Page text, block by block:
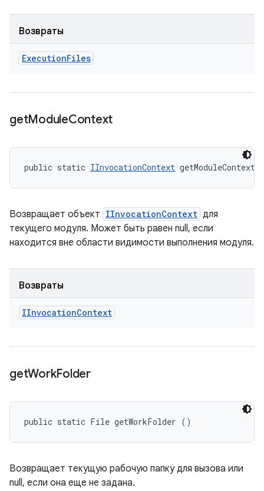
Возвраты
ExecutionFiles
getModuleContext
public static IInvocationContext getModuleContext
Возвращает объект IInvocationContext для
текущего модуля. Может быть равен null, если
находится вне области видимости выполнения модуля.
Возвраты
IInvocationContext
getWorkFolder
public static File getWorkFolder ()
Возвращает текущую рабочую папку для вызова или
null, если она еще не задана.